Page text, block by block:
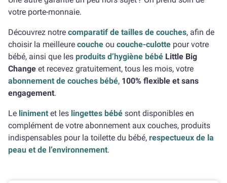
votre porte-monnaie.
Découvrez notre comparatif de tailles de couches, afin de
choisir la meilleure couche ou couche-culotte pour votre
bébé, ainsi que les produits d’hygiène bébé Little Big
Change et recevez gratuitement, tous les mois, votre
abonnement de couches bébé, 100% flexible et sans
engagement.
Le liniment et les lingettes bébé sont disponibles en
complément de votre abonnement aux couches, produits
indispensables pour la toilette du bébé, respectueux de la
peau et de l’environnement.